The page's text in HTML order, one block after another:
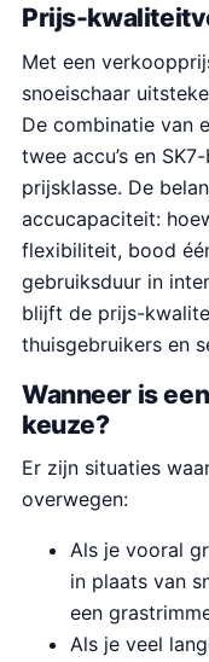
Prijs-
Met een
snoeischaar
De combinatie van
twee accu’s en
prijsklasse. De
accucapaciteit:
flexibiliteit, bood
gebruiksduur in
blijft de prijs-
thuisgebruikers en
Wanneer is
keuze?
Er zijn situaties
overwegen:
Als je vooral
in plaats van
een
Als je veel